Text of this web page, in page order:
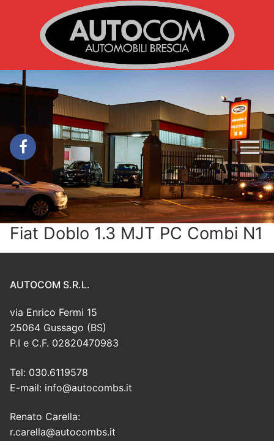
contenuto
Fiat Doblo 1.3 MJT PC Combi N1
AUTOCOM S.R.L.
via Enrico Fermi 15
25064 Gussago (BS)
P.I e C.F. 02820470983
Tel: 030.6119578
E-mail: info@autocombs.it
Renato Carella:
r.carella@autocombs.it